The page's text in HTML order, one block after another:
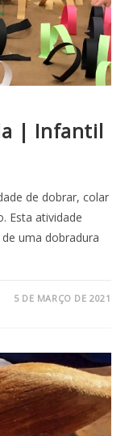
| Infantil
de dobrar, colar
Esta atividade
uma dobradura
5 DE MARÇO DE 2021